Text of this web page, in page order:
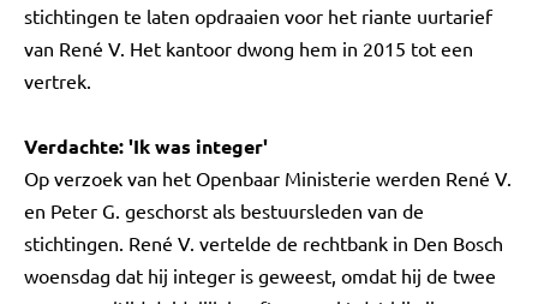
stichtingen te laten opdraaien voor het riante uurtarief
van René V. Het kantoor dwong hem in 2015 tot een
vertrek.
Verdachte: 'Ik was integer'
Op verzoek van het Openbaar Ministerie werden René V.
en Peter G. geschorst als bestuursleden van de
stichtingen. René V. vertelde de rechtbank in Den Bosch
woensdag dat hij integer is geweest, omdat hij de twee